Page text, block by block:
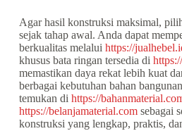
Agar hasil konstruksi maksimal,
sejak tahap awal. Anda dapat
berkualitas melalui https://
khusus bata ringan tersedia di
memastikan daya rekat lebih kuat
berbagai kebutuhan bahan
temukan di https://
https://belanjamaterial.comsebagai
konstruksi yang lengkap, praktis,